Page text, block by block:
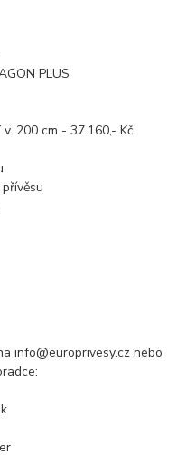
PLUS
200 cm - 37.160,- Kč
přívěsu
info@europrivesy.cz nebo